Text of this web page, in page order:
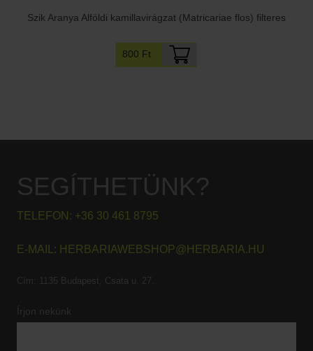
Szik Aranya Alföldi kamillavirágzat (Matricariae flos) filteres
800 Ft
SEGÍTHETÜNK?
TELEFON: +36 30 461 8795
E-MAIL: HERBARIAWEBSHOP@HERBARIA.HU
Cím: 1135 Budapest, Csata u. 27.
Írjon nekünk